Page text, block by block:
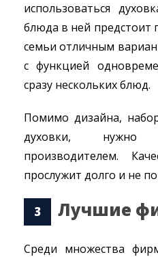
использоваться
блюда в ней предстоит
семьи отличным
с функцией
сразу нескольких блюд.
Помимо дизайна,
духовки, нужно
производителем.
прослужит долго и не
Лучшие
Среди множества